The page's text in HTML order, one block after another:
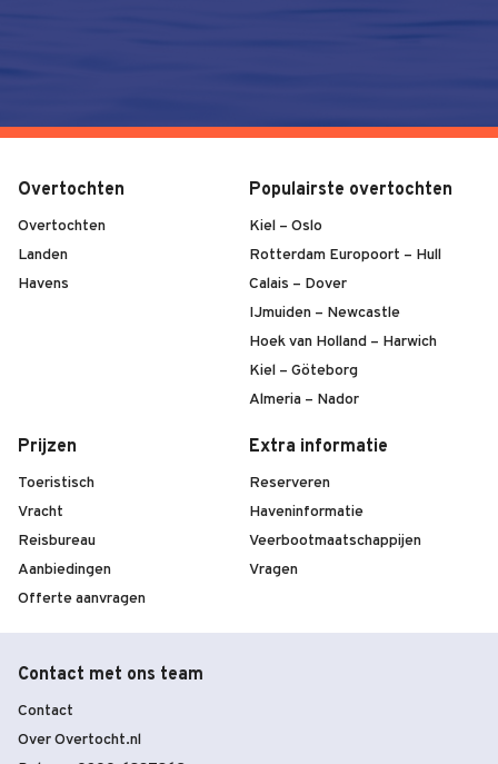
Overtochten
Overtochten
Landen
Havens
Populairste overtochten
Kiel – Oslo
Rotterdam Europoort – Hull
Calais – Dover
IJmuiden – Newcastle
Hoek van Holland – Harwich
Kiel – Göteborg
Almeria – Nador
Prijzen
Toeristisch
Vracht
Reisbureau
Aanbiedingen
Offerte aanvragen
Extra informatie
Reserveren
Haveninformatie
Veerbootmaatschappijen
Vragen
Contact met ons team
Contact
Over Overtocht.nl